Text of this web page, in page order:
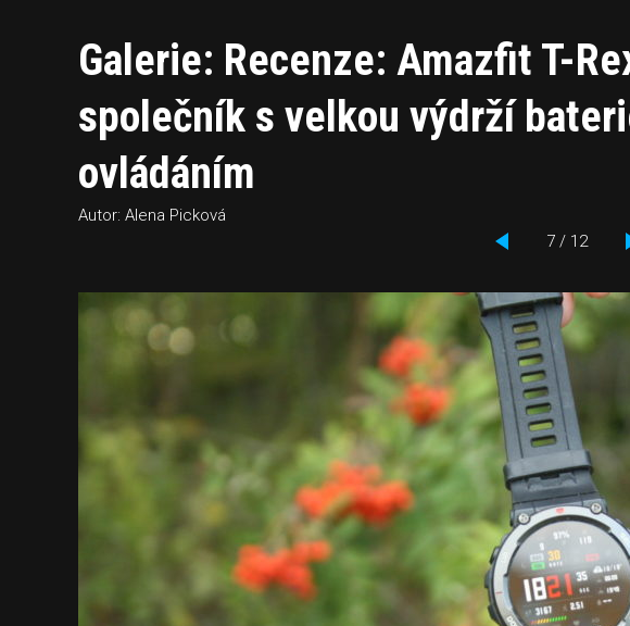
Galerie: Recenze: Amazfit T-
společník s velkou výdrží
ovládáním
Autor: Alena Picková
7 / 12